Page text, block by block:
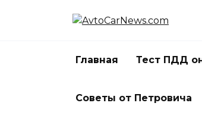
Главная Тест ПДД
Советы от Петровича